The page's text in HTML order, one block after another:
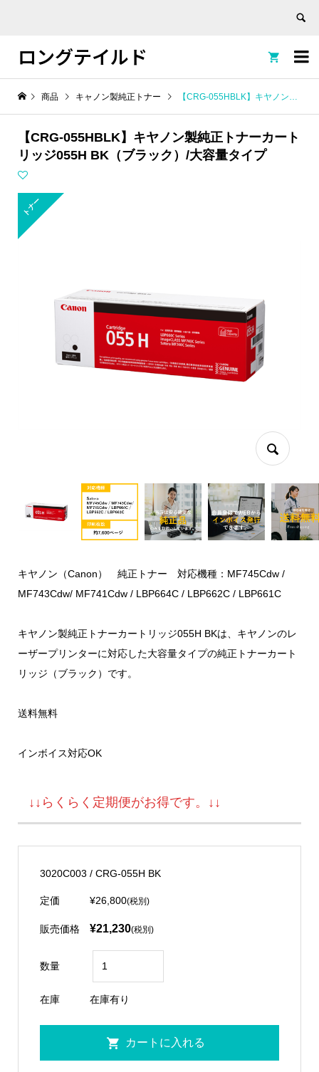

ロングテイルド 
商品 キャノン製純正トナー 【CRG-055HBLK】キヤノン製純正トナーカートリッジ055H BK（ブラック）/大容量タイプ
【CRG-055HBLK】キヤノン製純正トナーカート
リッジ055H BK（ブラック）/大容量タイプ
トナー
キヤノン（Canon） 純正トナー 対応機種：MF745Cdw /
MF743Cdw/ MF741Cdw / LBP664C / LBP662C / LBP661C
キヤノン製純正トナーカートリッジ055H BKは、キヤノンのレ
ーザープリンターに対応した大容量タイプの純正トナーカート
リッジ（ブラック）です。
送料無料
インボイス対応OK
↓↓らくらく定期便がお得です。↓↓
3020C003 / CRG-055H BK
定価 ¥26,800(税別)
販売価格 ¥21,230(税別)
数量
在庫 在庫有り